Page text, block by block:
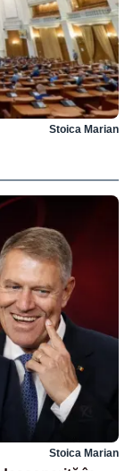
Stoica Marian
Stoica Marian